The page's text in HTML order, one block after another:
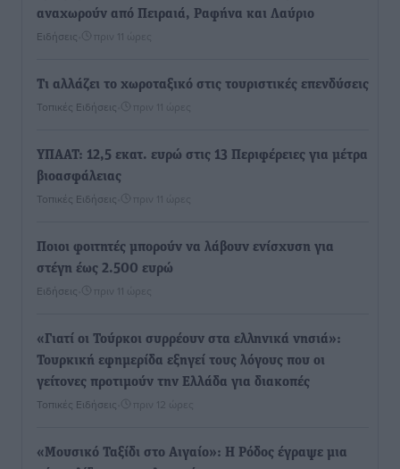
αναχωρούν από Πειραιά, Ραφήνα και Λαύριο
Ειδήσεις πριν 11 ώρες
Τι αλλάζει το χωροταξικό στις τουριστικές επενδύσεις
Τοπικές Ειδήσεις πριν 11 ώρες
ΥΠΑΑΤ: 12,5 εκατ. ευρώ στις 13 Περιφέρειες για μέτρα
βιοασφάλειας
Τοπικές Ειδήσεις πριν 11 ώρες
Ποιοι φοιτητές μπορούν να λάβουν ενίσχυση για
στέγη έως 2.500 ευρώ
Ειδήσεις πριν 11 ώρες
«Γιατί οι Τούρκοι συρρέουν στα ελληνικά νησιά»:
Τουρκική εφημερίδα εξηγεί τους λόγους που οι
γείτονες προτιμούν την Ελλάδα για διακοπές
Τοπικές Ειδήσεις πριν 12 ώρες
«Μουσικό Ταξίδι στο Αιγαίο»: Η Ρόδος έγραψε μια